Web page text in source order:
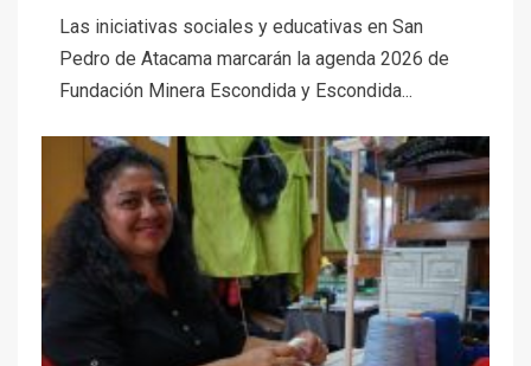
Las iniciativas sociales y educativas en San
Pedro de Atacama marcarán la agenda 2026 de
Fundación Minera Escondida y Escondida...